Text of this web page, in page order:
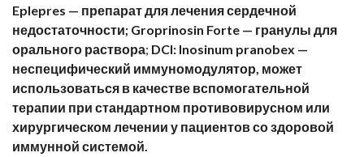
Eplepres — препарат для лечения сердечной
недостаточности; Groprinosin Forte — гранулы для
орального раствора; DCI: Inosinum pranobex —
неспецифический иммуномодулятор, может
использоваться в качестве вспомогательной
терапии при стандартном противовирусном или
хирургическом лечении у пациентов со здоровой
иммунной системой.